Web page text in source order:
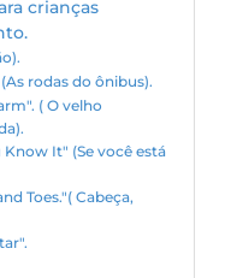
crianças
rodas do ônibus).
( O velho
It" (Se você está
Toes."( Cabeça,